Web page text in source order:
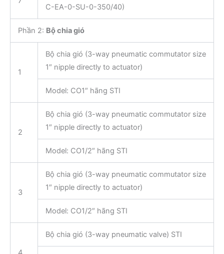
C-EA-0-SU-0-350/40)
Phần 2: Bộ chia gió
1
Bộ chia gió (3-way pneumatic commutator size
1″ nipple directly to actuator)
Model: CO1″ hãng STI
2
Bộ chia gió (3-way pneumatic commutator size
1″ nipple directly to actuator)
Model: CO1/2″ hãng STI
3
Bộ chia gió (3-way pneumatic commutator size
1″ nipple directly to actuator)
Model: CO1/2″ hãng STI
Bộ chia gió (3-way pneumatic valve) STI